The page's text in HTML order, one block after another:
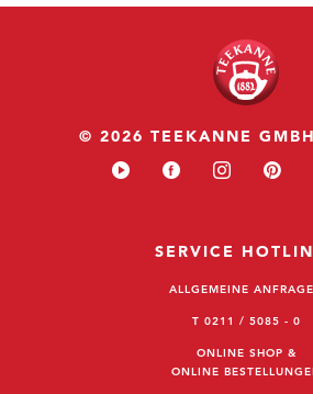
© 2026 TEEKANNE
SERVICE
ALLGEMEINE
T 0211 / 5085 - 0
ONLINE SHOP &
ONLINE